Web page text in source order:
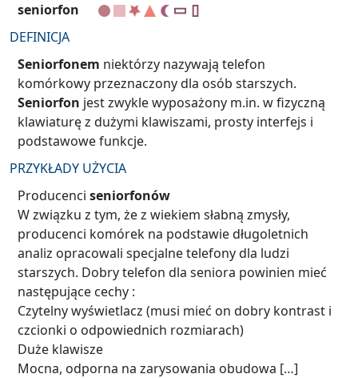
seniorfon
DEFINICJA
Seniorfonem niektórzy nazywają telefon
komórkowy przeznaczony dla osób starszych.
Seniorfon jest zwykle wyposażony m.in. w fizyczną
klawiaturę z dużymi klawiszami, prosty interfejs i
podstawowe funkcje.
PRZYKŁADY UŻYCIA
Producenci seniorfonów
W związku z tym, że z wiekiem słabną zmysły,
producenci komórek na podstawie długoletnich
analiz opracowali specjalne telefony dla ludzi
starszych. Dobry telefon dla seniora powinien mieć
następujące cechy :
Czytelny wyświetlacz (musi mieć on dobry kontrast i
czcionki o odpowiednich rozmiarach)
Duże klawisze
Mocna, odporna na zarysowania obudowa […]